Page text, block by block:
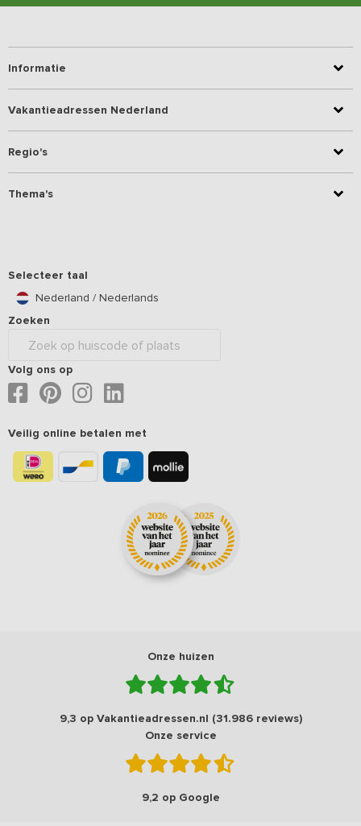
Informatie
Vakantieadressen Nederland
Regio's
Thema's
Selecteer taal
Nederland / Nederlands
Zoeken
Volg ons op
Veilig online betalen met
Onze huizen
9,3 op Vakantieadressen.nl (31.986 reviews)
Onze service
9,2 op Google